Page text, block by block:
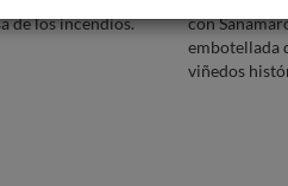
de los incendios.
con
embotellada
viñedos